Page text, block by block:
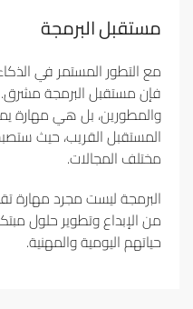
مستقبل البرمجة
مع التطور المستمر في
فإن مستقبل البرمجة
والمطورين، بل هي مهارة
المستقبل القريب، حيث
مختلف المجالات.
البرمجة ليست مجرد مهارة
من الإبداع وتطوير حلول
حياتهم اليومية والمهنية.